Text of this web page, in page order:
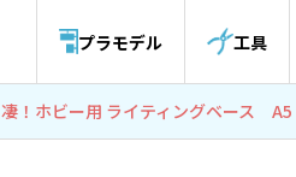
プラモデル 工具
凄！ホビー用 ライティングベース A5